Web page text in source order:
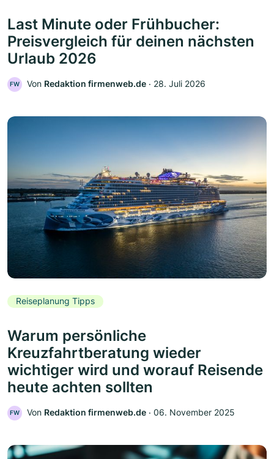
Last Minute oder Frühbucher:
Preisvergleich für deinen nächsten
Urlaub 2026
FW Von Redaktion firmenweb.de ‧ 28. Juli 2026
Reiseplanung Tipps
Warum persönliche
Kreuzfahrtberatung wieder
wichtiger wird und worauf Reisende
heute achten sollten
FW Von Redaktion firmenweb.de ‧ 06. November 2025